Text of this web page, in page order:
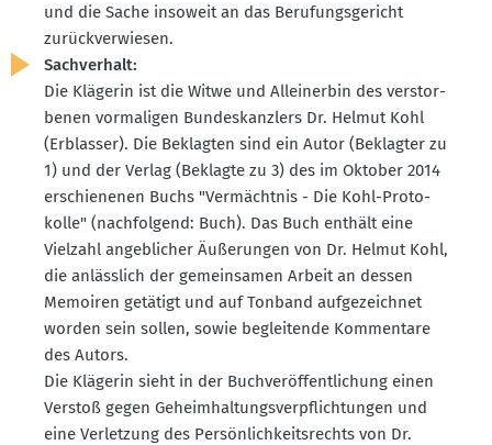
und die Sache insoweit an das Berufungs­ge­richt
zurück­ver­wiesen.
Sachverhalt:
Die Klägerin ist die Witwe und Allein­erbin des verstor­
benen vorma­ligen Bundes­kanzlers Dr. Helmut Kohl
(Erblasser). Die Beklagten sind ein Autor (Beklagter zu
1) und der Verlag (Beklagte zu 3) des im Oktober 2014
erschie­nenen Buchs "Vermächtnis - Die Kohl-Proto­
kolle" (nachfolgend: Buch). Das Buch enthält eine
Vielzahl angeb­licher Äußerungen von Dr. Helmut Kohl,
die anlässlich der gemein­samen Arbeit an dessen
Memoiren getätigt und auf Tonband aufge­zeichnet
worden sein sollen, sowie beglei­tende Kommentare
des Autors.
Die Klägerin sieht in der Buchver­öf­fent­li­chung einen
Verstoß gegen Geheim­hal­tungs­ver­pflich­tungen und
eine Verletzung des Persön­lich­keits­rechts von Dr.